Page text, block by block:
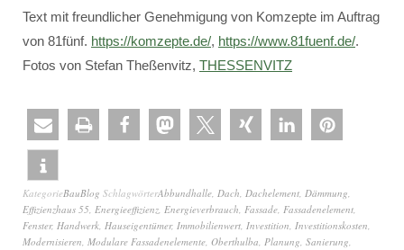
Text mit freundlicher Genehmigung von Komzepte im Auftrag
von 81fünf. https://komzepte.de/, https://www.81fuenf.de/.
Fotos von Stefan Theßenvitz, THESSENVITZ
KategorieBauBlog SchlagwörterAbbundhalle, Dach, Dachelement, Dämmung,
Effizienzhaus 55, Energieeffizienz, Energieverbrauch, Fassade, Fassadenelement,
Fenster, Handwerk, Hauseigentümer, Immobilienwert, Investition, Investitionskosten,
Modernisieren, Modulare Fassadenelemente, Oberthulba, Planung, Sanierung,